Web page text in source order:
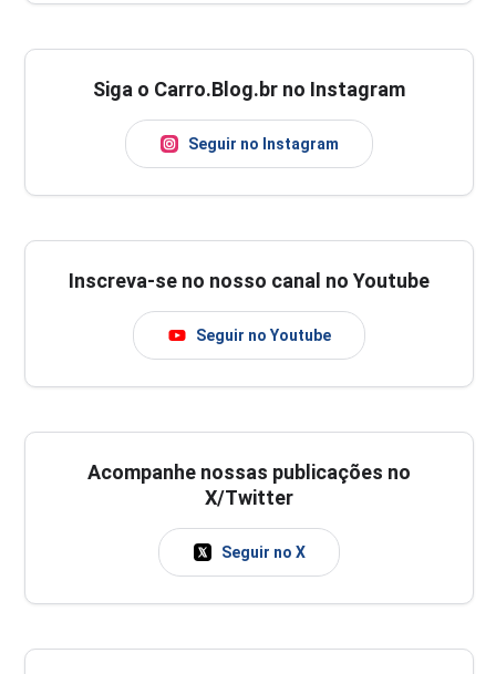
Siga o Carro.Blog.br no Instagram
Seguir no Instagram
Inscreva-se no nosso canal no Youtube
Seguir no Youtube
Acompanhe nossas publicações no
X/Twitter
Seguir no X